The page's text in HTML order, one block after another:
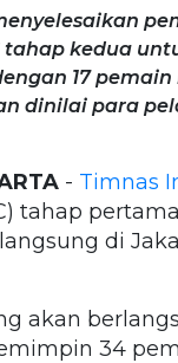
kedua
17
dinilai para
- Timnas
tahap
di
akan
34